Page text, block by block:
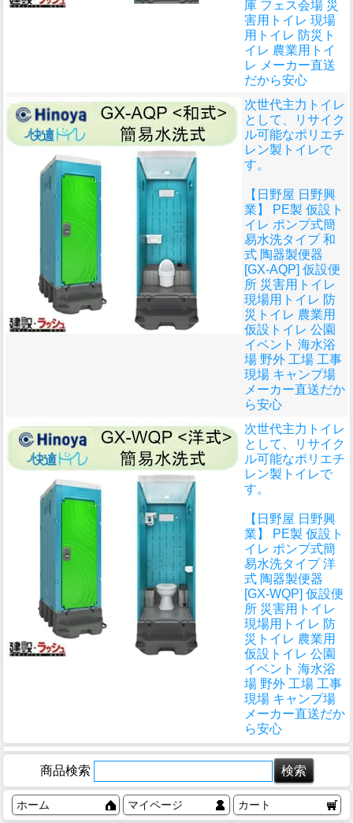
庫 フェス会場 災
害用トイレ 現場
用トイレ 防災ト
イレ 農業用トイ
レ メーカー直送
だから安心
次世代主力トイレ
として、リサイク
ル可能なポリエチ
レン製トイレで
す。
【日野屋 日野興
業】 PE製 仮設ト
イレ ポンプ式簡
易水洗タイプ 和
式 陶器製便器
[GX-AQP] 仮設便
所 災害用トイレ
現場用トイレ 防
災トイレ 農業用
仮設トイレ 公園
イベント 海水浴
場 野外 工場 工事
現場 キャンプ場
メーカー直送だか
ら安心
次世代主力トイレ
として、リサイク
ル可能なポリエチ
レン製トイレで
す。
【日野屋 日野興
業】 PE製 仮設ト
イレ ポンプ式簡
易水洗タイプ 洋
式 陶器製便器
[GX-WQP] 仮設便
所 災害用トイレ
現場用トイレ 防
災トイレ 農業用
仮設トイレ 公園
イベント 海水浴
場 野外 工場 工事
現場 キャンプ場
メーカー直送だか
ら安心
商品検索
ホーム マイページ カート